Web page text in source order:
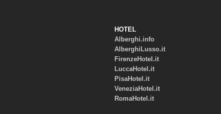
HOTEL
Alberghi.info
AlberghiLusso.it
FirenzeHotel.it
LuccaHotel.it
PisaHotel.it
VeneziaHotel.it
RomaHotel.it